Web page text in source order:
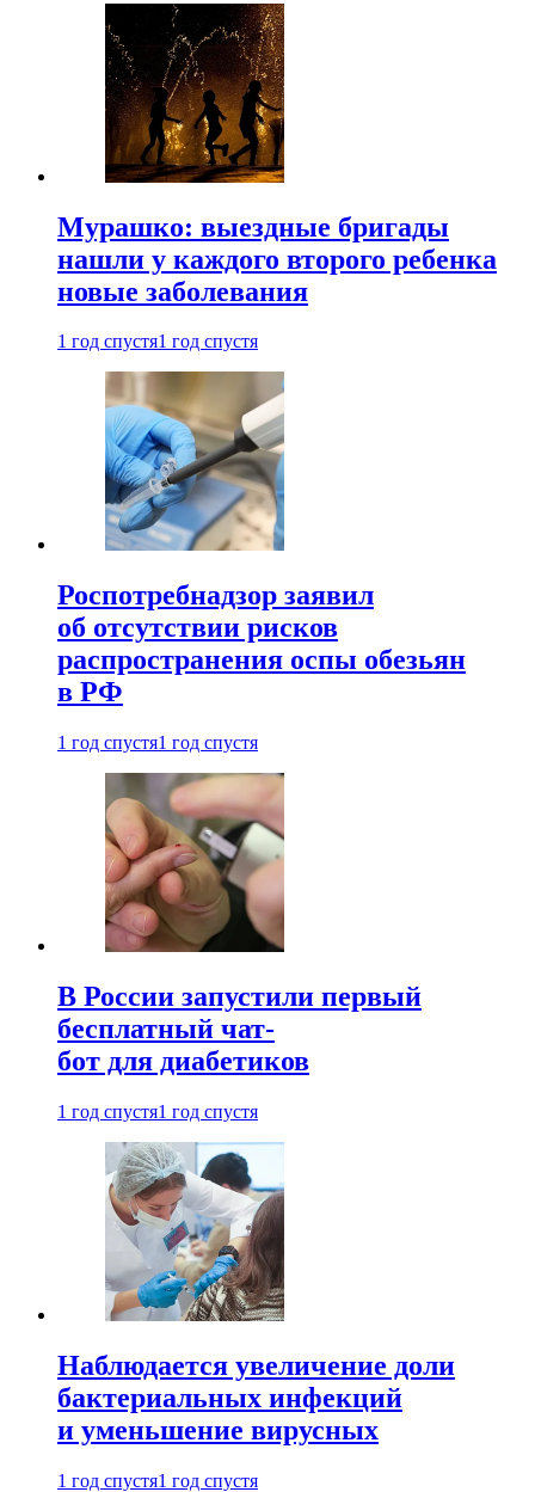
Мурашко: выездные бригады
нашли у каждого второго ребенка
новые заболевания
1 год спустя1 год спустя
Роспотребнадзор заявил
об отсутствии рисков
распространения оспы обезьян
в РФ
1 год спустя1 год спустя
В России запустили первый
бесплатный чат-
бот для диабетиков
1 год спустя1 год спустя
Наблюдается увеличение доли
бактериальных инфекций
и уменьшение вирусных
1 год спустя1 год спустя